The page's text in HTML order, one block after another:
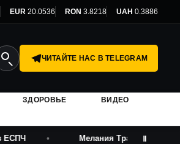
EUR 20.0536 RON 3.8218 UAH 0.3886
ЧИТАЙТЕ НАС В TELEGRAM
ЗДОРОВЬЕ ВИДЕО
Мелания Трамп возвращается на
Ⅱ